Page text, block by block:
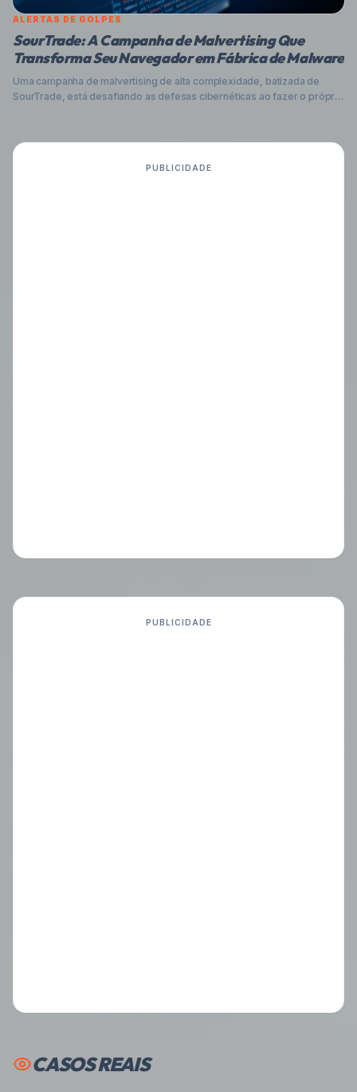
ALERTAS DE GOLPES
SourTrade: A Campanha de Malvertising Que
Transforma Seu Navegador em Fábrica de Malware
Uma campanha de malvertising de alta complexidade, batizada de
SourTrade, está desafiando as defesas cibernéticas ao fazer o próprio
dificulta a detecção e exige vigilância redobrada.
PUBLICIDADE
PUBLICIDADE
CASOS REAIS